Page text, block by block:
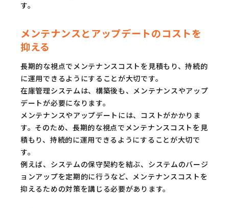
す。
メンテナンスとアップデートのコストを
抑える
長期的な視点でメンテナンスコストを見積もり、持続的
に運用できるようにすることが大切です。
在庫管理システムは、構築後も、メンテナンスやアップ
デートが必要になります。
メンテナンスやアップデートには、コストがかかりま
す。そのため、長期的な視点でメンテナンスコストを見
積もり、持続的に運用できるようにすることが大切で
す。
例えば、システムの保守契約を結ぶ、システムのバージ
ョンアップを定期的に行うなど、メンテナンスコストを
抑えるための対策を講じる必要があります。